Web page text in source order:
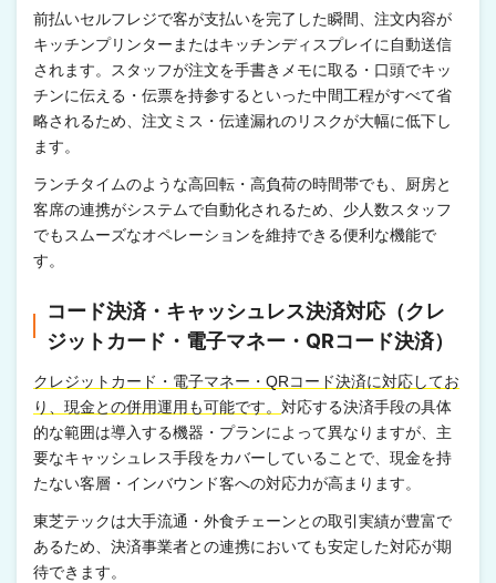
前払いセルフレジで客が支払いを完了した瞬間、注文内容が
キッチンプリンターまたはキッチンディスプレイに自動送信
されます。スタッフが注文を手書きメモに取る・口頭でキッ
チンに伝える・伝票を持参するといった中間工程がすべて省
略されるため、注文ミス・伝達漏れのリスクが大幅に低下し
ます。
ランチタイムのような高回転・高負荷の時間帯でも、厨房と
客席の連携がシステムで自動化されるため、少人数スタッフ
でもスムーズなオペレーションを維持できる便利な機能で
す。
コード決済・キャッシュレス決済対応（クレ
ジットカード・電子マネー・QRコード決済）
クレジットカード・電子マネー・QRコード決済に対応してお
り、現金との併用運用も可能です。 対応する決済手段の具体
的な範囲は導入する機器・プランによって異なりますが、主
要なキャッシュレス手段をカバーしていることで、現金を持
たない客層・インバウンド客への対応力が高まります。
東芝テックは大手流通・外食チェーンとの取引実績が豊富で
あるため、決済事業者との連携においても安定した対応が期
待できます。